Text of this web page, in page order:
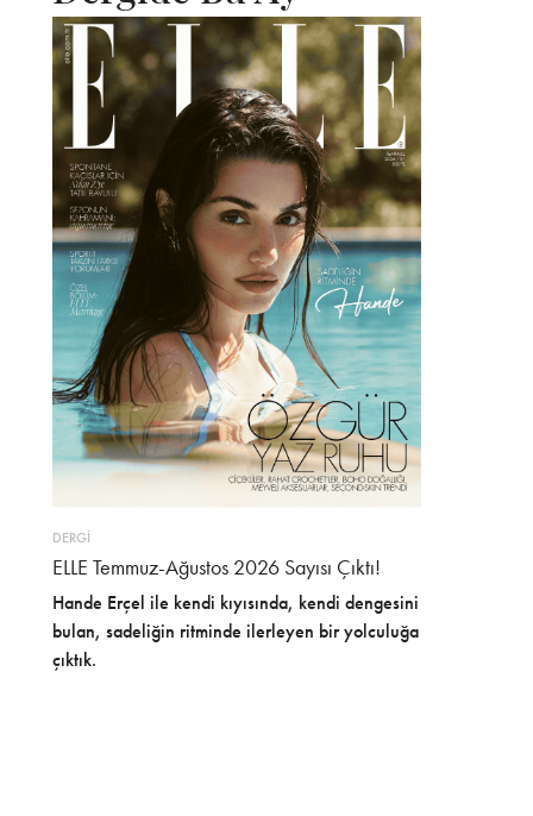
DERGİ
ELLE Temmuz-Ağustos 2026 Sayısı Çıktı!
Hande Erçel ile kendi kıyısında, kendi dengesini
bulan, sadeliğin ritminde ilerleyen bir yolculuğa
çıktık.